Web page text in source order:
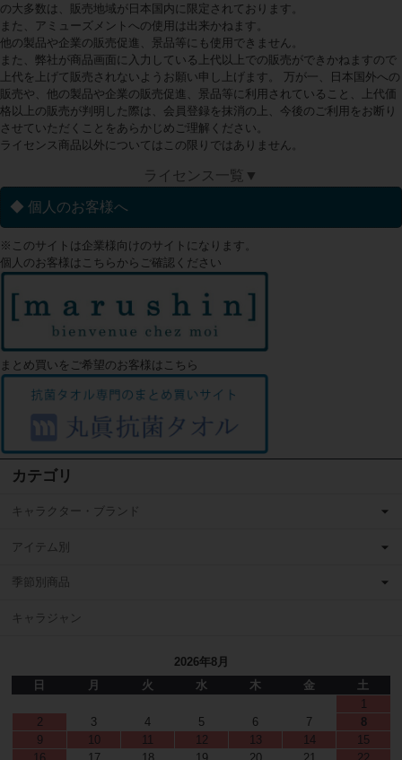
の大多数は、販売地域が日本国内に限定されております。
また、アミューズメントへの使用は出来かねます。
他の製品や企業の販売促進、景品等にも使用できません。
また、弊社が商品画面に入力している上代以上での販売ができかねますので
上代を上げて販売されないようお願い申し上げます。 万が一、日本国外への
販売や、他の製品や企業の販売促進、景品等に利用されていること、上代価
格以上の販売が判明した際は、会員登録を抹消の上、今後のご利用をお断り
させていただくことをあらかじめご理解ください。
ライセンス商品以外についてはこの限りではありません。
ライセンス一覧▼
◆ 個人のお客様へ
※このサイトは企業様向けのサイトになります。
個人のお客様はこちらからご確認ください
まとめ買いをご希望のお客様はこちら
カテゴリ
キャラクター・ブランド
アイテム別
季節別商品
キャラジャン
2026年8月
日
月 火 水 木 金
土
1
2
3 4 5 6 7
8
9
10 11 12 13 14
15